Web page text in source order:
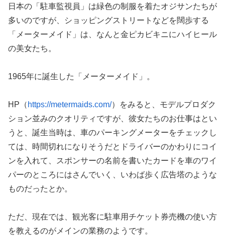
日本の「駐車監視員」は緑色の制服を着たオジサンたちが
多いのですが、ショッピングストリートなどを闊歩する
「メーターメイド」は、なんと金ピカビキニにハイヒール
の美女たち。
1965年に誕生した「メーターメイド」。
HP（ https://metermaids.com/）をみると、モデルプロダク
ション並みのクオリティですが、彼女たちのお仕事はとい
うと、誕生当時は、車のパーキングメーターをチェックし
ては、時間切れになりそうだとドライバーのかわりにコイ
ンを入れて、スポンサーの名前を書いたカードを車のワイ
パーのところにはさんでいく、いわば歩く広告塔のような
ものだったとか。
ただ、現在では、観光客に駐車用チケット券売機の使い方
を教えるのがメインの業務のようです。